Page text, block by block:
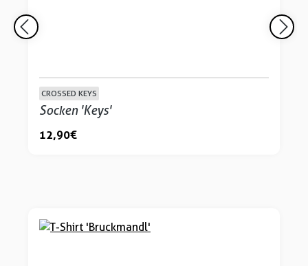
CROSSED KEYS
Socken 'Keys'
12,90 €